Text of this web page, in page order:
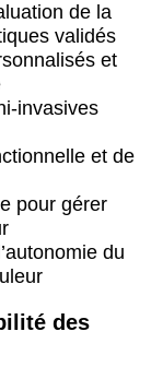
de la
validés
et
invasives
et de
pour gérer
du
des